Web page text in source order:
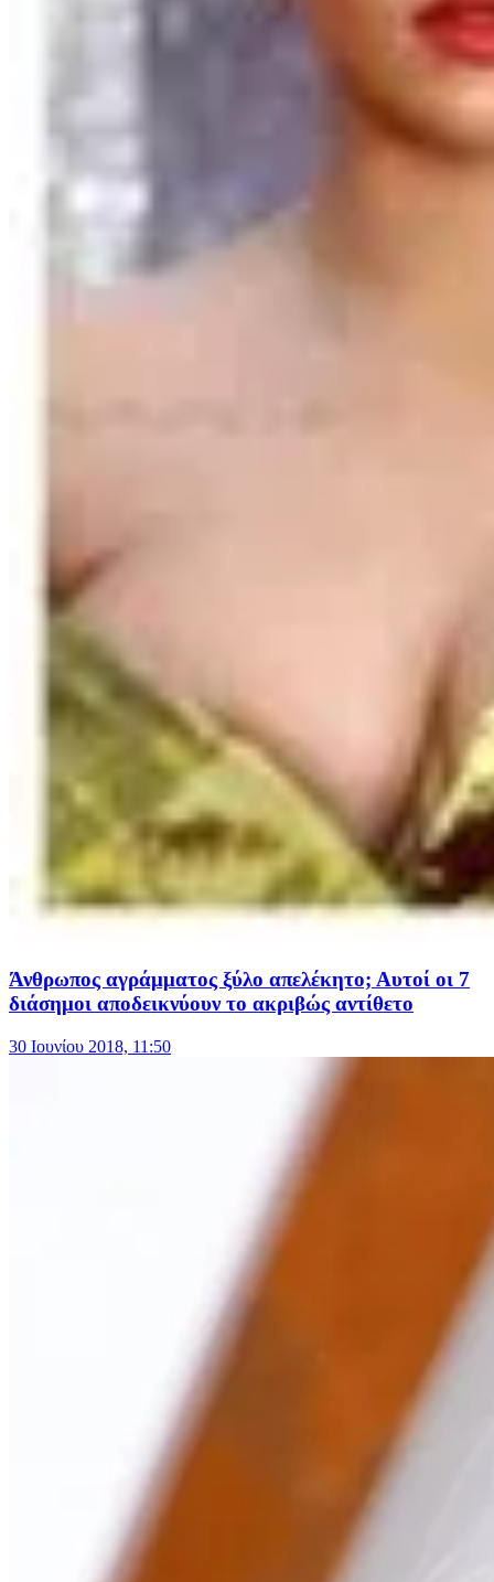
Άνθρωπος αγράμματος ξύλο απελέκητο; Αυτοί οι 7
διάσημοι αποδεικνύουν το ακριβώς αντίθετο
30 Ιουνίου 2018, 11:50